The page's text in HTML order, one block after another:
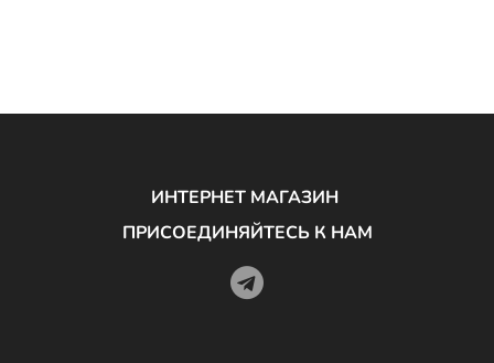
ИНТЕРНЕТ МАГАЗИН
ПРИСОЕДИНЯЙТЕСЬ К НАМ